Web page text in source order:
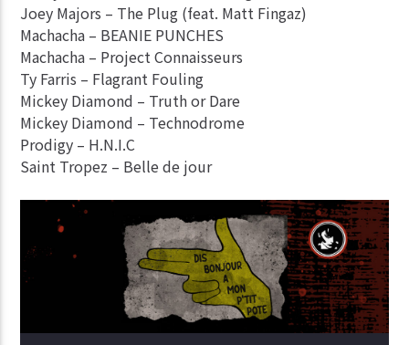
Joey Majors – The Plug (feat. Matt Fingaz)
Machacha – BEANIE PUNCHES
Machacha – Project Connaisseurs
Ty Farris – Flagrant Fouling
Mickey Diamond – Truth or Dare
Mickey Diamond – Technodrome
Prodigy – H.N.I.C
Saint Tropez – Belle de jour